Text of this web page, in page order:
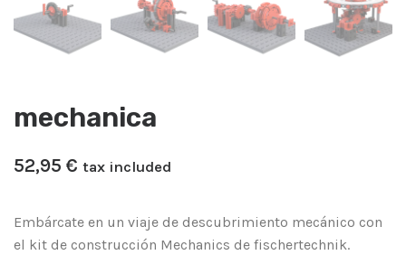
mechanica
52,95 ​€ tax included
Embárcate en un viaje de descubrimiento mecánico con
el kit de construcción Mechanics de fischertechnik.